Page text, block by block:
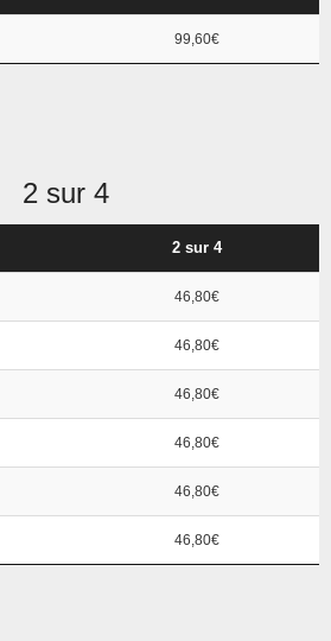
99,60€
2 sur 4
2 sur 4
46,80€
46,80€
46,80€
46,80€
46,80€
46,80€